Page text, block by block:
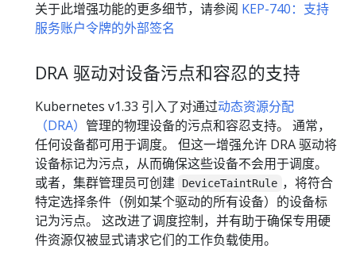
关于此增强功能的更多细节，请参阅 KEP-740：支持
服务账户令牌的外部签名
DRA 驱动对设备污点和容忍的支持
Kubernetes v1.33 引入了对通过动态资源分配
（DRA） 管理的物理设备的污点和容忍支持。 通常，
任何设备都可用于调度。 但这一增强允许 DRA 驱动将
设备标记为污点，从而确保这些设备不会用于调度。
或者，集群管理员可创建
DeviceTaintRule ，将符合
特定选择条件（例如某个驱动的所有设备）的设备标
记为污点。 这改进了调度控制，并有助于确保专用硬
件资源仅被显式请求它们的工作负载使用。